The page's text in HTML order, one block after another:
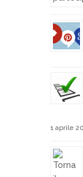
1 aprile